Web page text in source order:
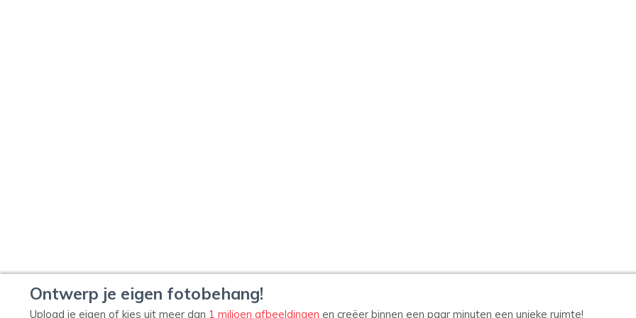
Ontwerp je eigen fotobehang!
Upload je eigen of kies uit meer dan 1 miljoen afbeeldingen en creëer binnen een paar minuten een unieke ruimte!